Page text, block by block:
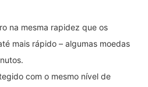
na mesma rapidez que os
mais rápido – algumas moedas
com o mesmo nível de